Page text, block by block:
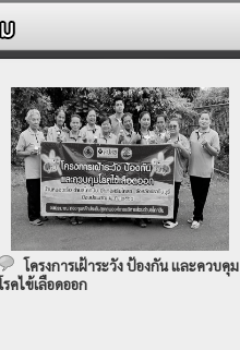
โครงการเฝ้าระวัง ป้องกัน และควบคุม
รคไข้เลือดออก